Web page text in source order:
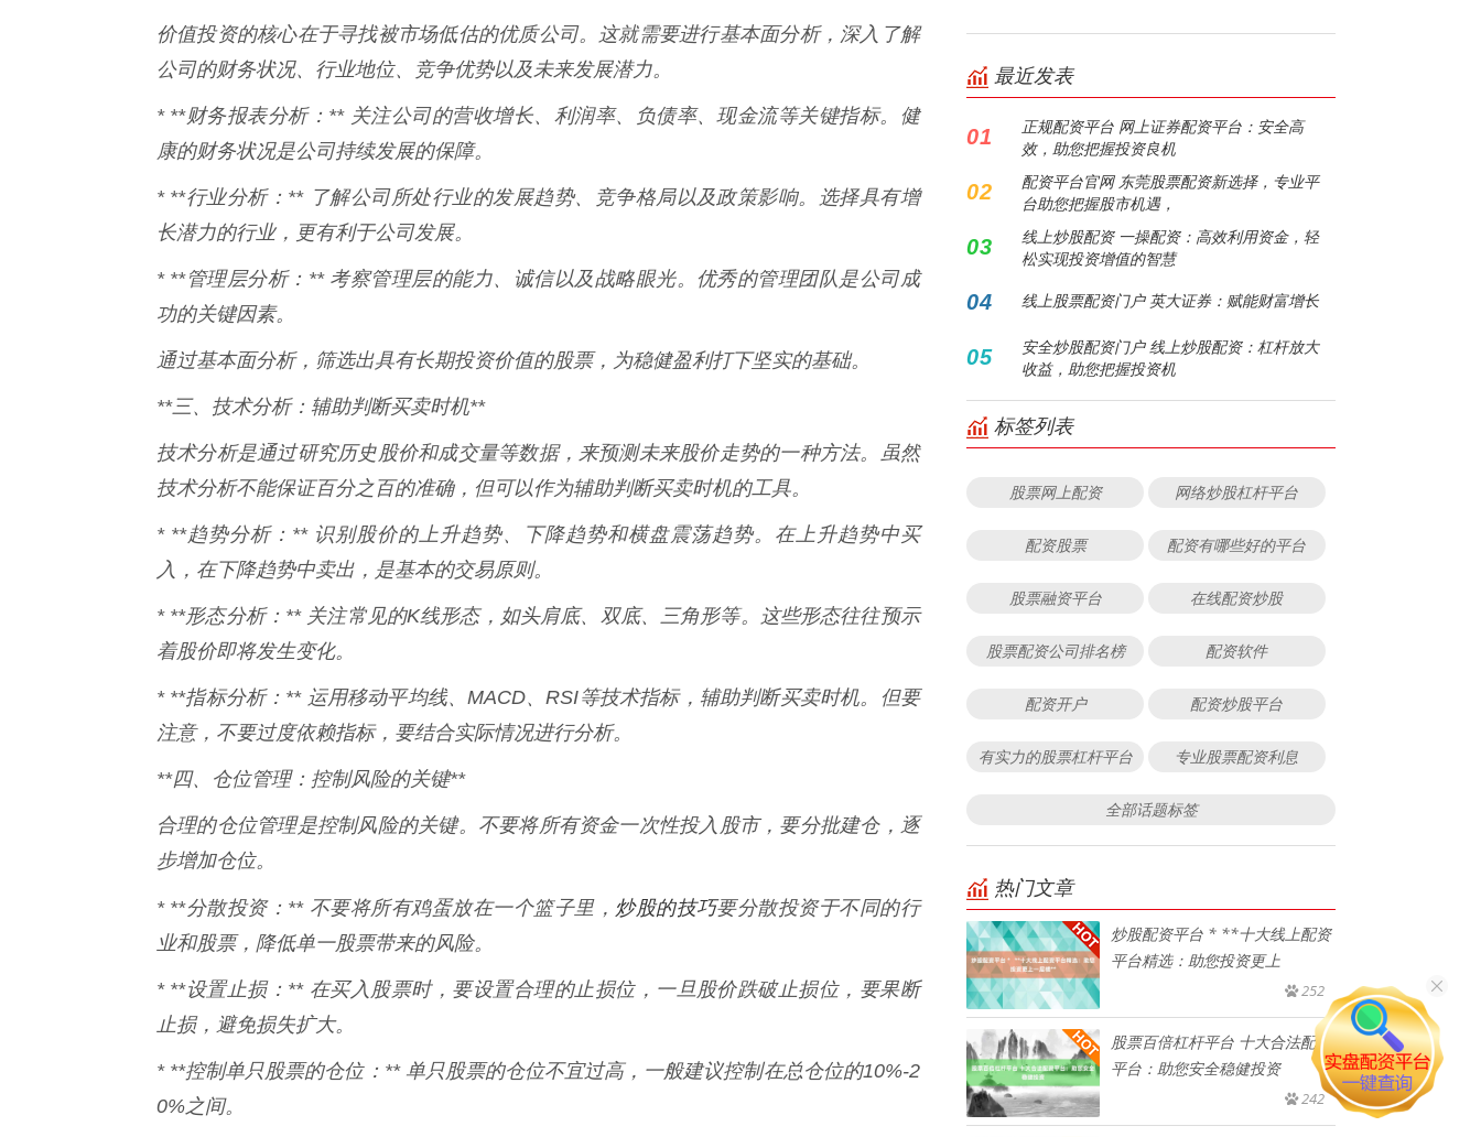
价值投资的核心在于寻找被市场低估的优质公司。这就需要进行基本面分析，深入了解
公司的财务状况、行业地位、竞争优势以及未来发展潜力。
* **财务报表分析：** 关注公司的营收增长、利润率、负债率、现金流等关键指标。健
康的财务状况是公司持续发展的保障。
* **行业分析：** 了解公司所处行业的发展趋势、竞争格局以及政策影响。选择具有增
长潜力的行业，更有利于公司发展。
* **管理层分析：** 考察管理层的能力、诚信以及战略眼光。优秀的管理团队是公司成
功的关键因素。
通过基本面分析，筛选出具有长期投资价值的股票，为稳健盈利打下坚实的基础。
**三、技术分析：辅助判断买卖时机**
技术分析是通过研究历史股价和成交量等数据，来预测未来股价走势的一种方法。虽然
技术分析不能保证百分之百的准确，但可以作为辅助判断买卖时机的工具。
* **趋势分析：** 识别股价的上升趋势、下降趋势和横盘震荡趋势。在上升趋势中买
入，在下降趋势中卖出，是基本的交易原则。
* **形态分析：** 关注常见的K线形态，如头肩底、双底、三角形等。这些形态往往预示
着股价即将发生变化。
* **指标分析：** 运用移动平均线、MACD、RSI等技术指标，辅助判断买卖时机。但要
注意，不要过度依赖指标，要结合实际情况进行分析。
**四、仓位管理：控制风险的关键**
合理的仓位管理是控制风险的关键。不要将所有资金一次性投入股市，要分批建仓，逐
步增加仓位。
* **分散投资：** 不要将所有鸡蛋放在一个篮子里， 炒股的技巧要分散投资于不同的行
业和股票，降低单一股票带来的风险。
* **设置止损：** 在买入股票时，要设置合理的止损位，一旦股价跌破止损位，要果断
止损，避免损失扩大。
* **控制单只股票的仓位：** 单只股票的仓位不宜过高，一般建议控制在总仓位的10%-2
0%之间。
最近发表
01
正规配资平台 网上证券配资平台：安全高
效，助您把握投资良机
02
配资平台官网 东莞股票配资新选择，专业平
台助您把握股市机遇，
03
线上炒股配资 一操配资：高效利用资金，轻
松实现投资增值的智慧
04 线上股票配资门户 英大证券：赋能财富增长
05
安全炒股配资门户 线上炒股配资：杠杆放大
收益，助您把握投资机
标签列表
股票网上配资 网络炒股杠杆平台
配资股票 配资有哪些好的平台
股票融资平台 在线配资炒股
股票配资公司排名榜 配资软件
配资开户 配资炒股平台
有实力的股票杠杆平台 专业股票配资利息
全部话题标签
热门文章
炒股配资平台 * **十大线上配资
平台精选：助您投资更上
252
股票百倍杠杆平台 十大合法配资
平台：助您安全稳健投资
242